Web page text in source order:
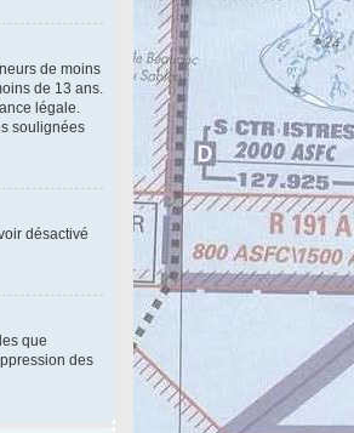
de moins
de 13 ans.
légale.
soulignées
désactivé
que
des